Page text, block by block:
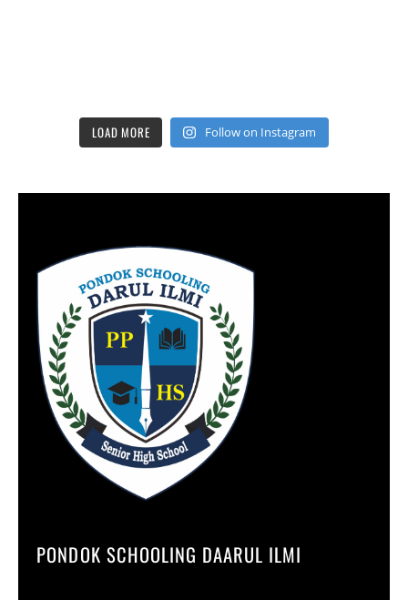
LOAD MORE Follow on Instagram
PONDOK SCHOOLING DAARUL ILMI